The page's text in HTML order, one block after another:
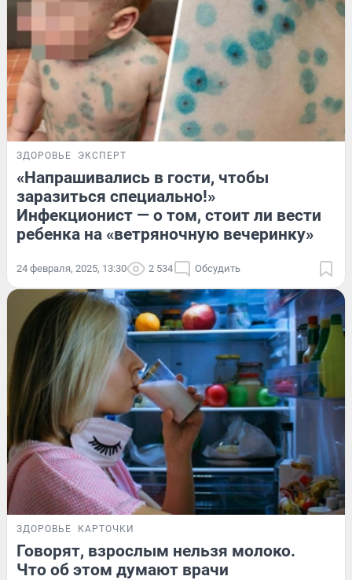
ЗДОРОВЬЕ ЭКСПЕРТ
«Напрашивались в гости, чтобы
заразиться специально!»
Инфекционист — о том, стоит ли вести
ребенка на «ветряночную вечеринку»
24 февраля, 2025, 13:30 2 534 Обсудить
ЗДОРОВЬЕ КАРТОЧКИ
Говорят, взрослым нельзя молоко.
Что об этом думают врачи